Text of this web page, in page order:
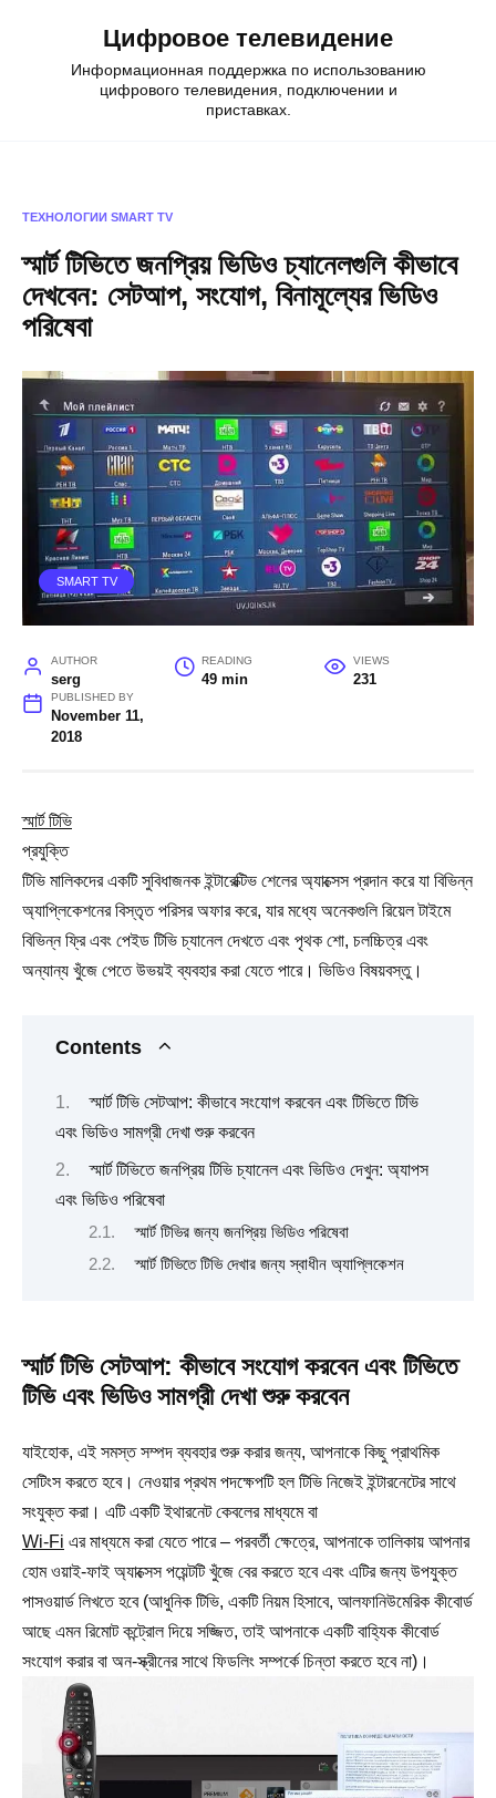
Цифровое телевидение
Информационная поддержка по использованию
цифрового телевидения, подключении и
приставках.
ТЕХНОЛОГИИ SMART TV
স্মার্ট টিভিতে জনপ্রিয় ভিডিও চ্যানেলগুলি কীভাবে
দেখবেন: সেটআপ, সংযোগ, বিনামূল্যের ভিডিও
পরিষেবা
SMART TV
AUTHOR
serg
READING
49 min
VIEWS
231
PUBLISHED BY
November 11,
2018
স্মার্ট টিভি
প্রযুক্তি
টিভি মালিকদের একটি সুবিধাজনক ইন্টারেক্টিভ শেলের অ্যাক্সেস প্রদান করে যা বিভিন্ন
অ্যাপ্লিকেশনের বিস্তৃত পরিসর অফার করে, যার মধ্যে অনেকগুলি রিয়েল টাইমে
বিভিন্ন ফ্রি এবং পেইড টিভি চ্যানেল দেখতে এবং পৃথক শো, চলচ্চিত্র এবং
অন্যান্য খুঁজে পেতে উভয়ই ব্যবহার করা যেতে পারে। ভিডিও বিষয়বস্তু।
Contents
স্মার্ট টিভি সেটআপ: কীভাবে সংযোগ করবেন এবং টিভিতে টিভি
এবং ভিডিও সামগ্রী দেখা শুরু করবেন
স্মার্ট টিভিতে জনপ্রিয় টিভি চ্যানেল এবং ভিডিও দেখুন: অ্যাপস
এবং ভিডিও পরিষেবা
স্মার্ট টিভির জন্য জনপ্রিয় ভিডিও পরিষেবা
স্মার্ট টিভিতে টিভি দেখার জন্য স্বাধীন অ্যাপ্লিকেশন
স্মার্ট টিভি সেটআপ: কীভাবে সংযোগ করবেন এবং টিভিতে
টিভি এবং ভিডিও সামগ্রী দেখা শুরু করবেন
যাইহোক, এই সমস্ত সম্পদ ব্যবহার শুরু করার জন্য, আপনাকে কিছু প্রাথমিক
সেটিংস করতে হবে। নেওয়ার প্রথম পদক্ষেপটি হল টিভি নিজেই ইন্টারনেটের সাথে
সংযুক্ত করা। এটি একটি ইথারনেট কেবলের মাধ্যমে বা
Wi-Fi এর মাধ্যমে করা যেতে পারে – পরবর্তী ক্ষেত্রে, আপনাকে তালিকায় আপনার
হোম ওয়াই-ফাই অ্যাক্সেস পয়েন্টটি খুঁজে বের করতে হবে এবং এটির জন্য উপযুক্ত
পাসওয়ার্ড লিখতে হবে (আধুনিক টিভি, একটি নিয়ম হিসাবে, আলফানিউমেরিক কীবোর্ড
আছে এমন রিমোট কন্ট্রোল দিয়ে সজ্জিত, তাই আপনাকে একটি বাহ্যিক কীবোর্ড
সংযোগ করার বা অন-স্ক্রীনের সাথে ফিডলিং সম্পর্কে চিন্তা করতে হবে না)।